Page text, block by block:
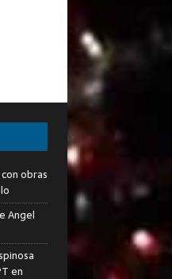
obras
Angel
en